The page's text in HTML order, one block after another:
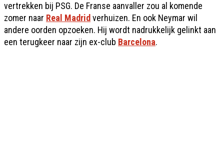
vertrekken bij PSG. De Franse aanvaller zou al komende
zomer naar Real Madrid verhuizen. En ook Neymar wil
andere oorden opzoeken. Hij wordt nadrukkelijk gelinkt aan
een terugkeer naar zijn ex-club Barcelona.